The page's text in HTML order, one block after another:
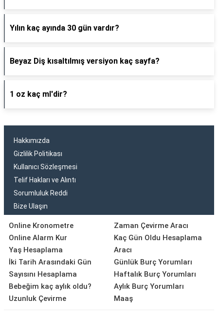
Yılın kaç ayında 30 gün vardır?
Beyaz Diş kısaltılmış versiyon kaç sayfa?
1 oz kaç ml'dir?
Hakkımızda
Gizlilik Politikası
Kullanıcı Sözleşmesi
Telif Hakları ve Alıntı
Sorumluluk Reddi
Bize Ulaşın
Online Kronometre
Online Alarm Kur
Yaş Hesaplama
İki Tarih Arasındaki Gün
Sayısını Hesaplama
Bebeğim kaç aylık oldu?
Uzunluk Çevirme
Zaman Çevirme Aracı
Kaç Gün Oldu Hesaplama
Aracı
Günlük Burç Yorumları
Haftalık Burç Yorumları
Aylık Burç Yorumları
Maaş